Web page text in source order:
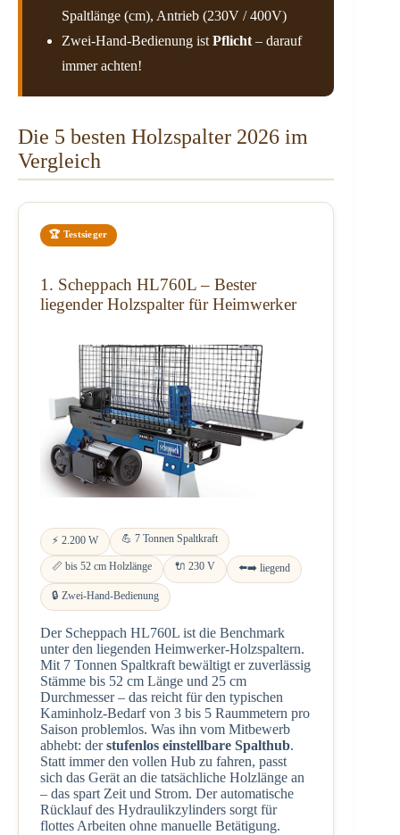
Spaltlänge (cm), Antrieb (230V / 400V)
Zwei-Hand-Bedienung ist Pflicht – darauf
immer achten!
Die 5 besten Holzspalter 2026 im
Vergleich
🏆 Testsieger
1. Scheppach HL760L – Bester
liegender Holzspalter für Heimwerker
⚡ 2.200 W 💪 7 Tonnen Spaltkraft
📏 bis 52 cm Holzlänge 🔌 230 V ⬅️➡️ liegend
🔒 Zwei-Hand-Bedienung
Der Scheppach HL760L ist die Benchmark
unter den liegenden Heimwerker-Holzspaltern.
Mit 7 Tonnen Spaltkraft bewältigt er zuverlässig
Stämme bis 52 cm Länge und 25 cm
Durchmesser – das reicht für den typischen
Kaminholz-Bedarf von 3 bis 5 Raummetern pro
Saison problemlos. Was ihn vom Mitbewerb
abhebt: derstufenlos einstellbare Spalthub.
Statt immer den vollen Hub zu fahren, passt
sich das Gerät an die tatsächliche Holzlänge an
– das spart Zeit und Strom. Der automatische
Rücklauf des Hydraulikzylinders sorgt für
flottes Arbeiten ohne manuelle Betätigung.